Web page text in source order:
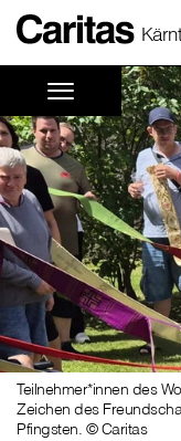
Teilnehmer*innen des
Zeichen des
Pfingsten. © Caritas